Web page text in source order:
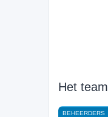
Het team
BEHEERDERS